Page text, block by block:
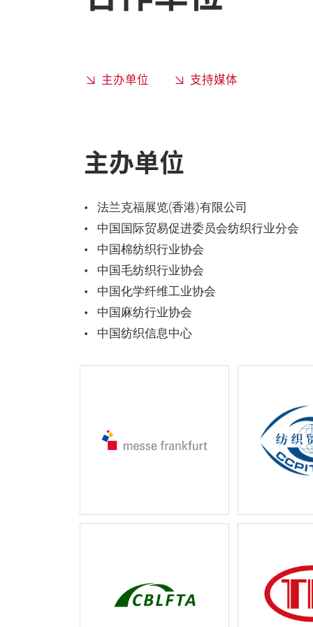
主办单位 支持媒体
主办单位
法兰克福展览(香港)有限公司
中国国际贸易促进委员会纺织行业分会
中国棉纺织行业协会
中国毛纺织行业协会
中国化学纤维工业协会
中国麻纺行业协会
中国纺织信息中心